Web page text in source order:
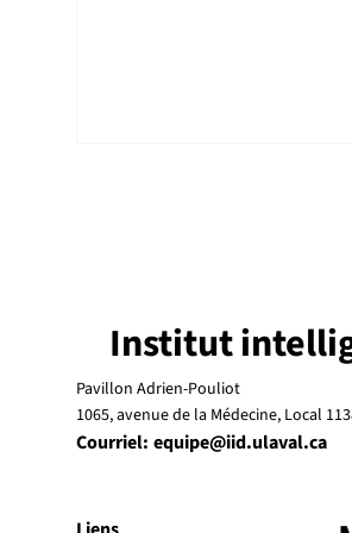
Enquête NETendances sur
générative : plus d'un
Québécois sur deux l'utilise
Institut
Pavillon Adrien-Pouliot
1065, avenue de la Médecine, Local
Courriel: equipe@iid.ulaval.ca